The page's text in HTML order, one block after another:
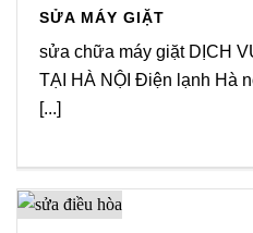
SỬA MÁY GIẶT
sửa chữa máy giặt DỊCH
TẠI HÀ NỘI Điện lạnh Hà
[...]